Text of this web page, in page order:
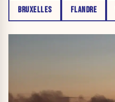
BRUXELLES FLANDRE